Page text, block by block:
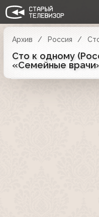
Архив Россия
Сто к одному
«Семейные